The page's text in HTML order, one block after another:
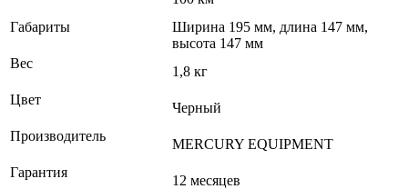
Габариты
Ширина 195 мм, длина 147 мм,
высота 147 мм
Вес
1,8 кг
Цвет
Черный
Производитель
MERCURY EQUIPMENT
Гарантия
12 месяцев